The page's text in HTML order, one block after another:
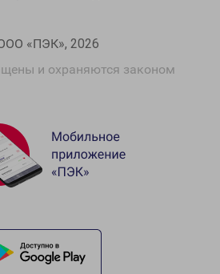
«ПЭК», 2026
и охраняются законом